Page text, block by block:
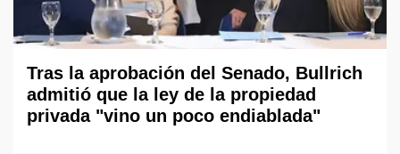
Tras la aprobación del Senado, Bullrich
admitió que la ley de la propiedad
privada "vino un poco endiablada"